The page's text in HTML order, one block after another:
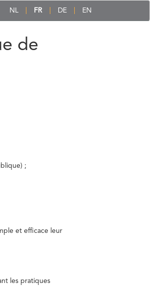
NL FR DE EN
de
;
et efficace leur
les pratiques